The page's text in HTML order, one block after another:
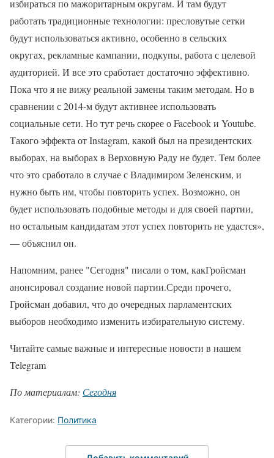
избираться по мажоритарным округам. И там будут
работать традиционные технологии: пресловутые сетки
будут использоваться активно, особенно в сельских
округах, рекламные кампании, подкупы, работа с целевой
аудиторией. И все это сработает достаточно эффективно.
Пока что я не вижу реальной замены таким методам. Но в
сравнении с 2014-м будут активнее использовать
социальные сети. Но тут речь скорее о Facebook и Youtube.
Такого эффекта от Instagram, какой был на президентских
выборах, на выборах в Верховную Раду не будет. Тем более
что это сработало в случае с Владимиром Зеленским, и
нужно быть им, чтобы повторить успех. Возможно, он
будет использовать подобные методы и для своей партии,
но остальным кандидатам этот успех повторить не удастся»,
— объяснил он.
Напомним, ранее "Сегодня" писали о том, какГройсман
анонсировал создание новой партии.Среди прочего,
Гройсман добавил, что до очередных парламентских
выборов необходимо изменить избирательную систему.
Читайте самые важные и интересные новости в нашем
Telegram
По материалам: Сегодня
Категории: Политика